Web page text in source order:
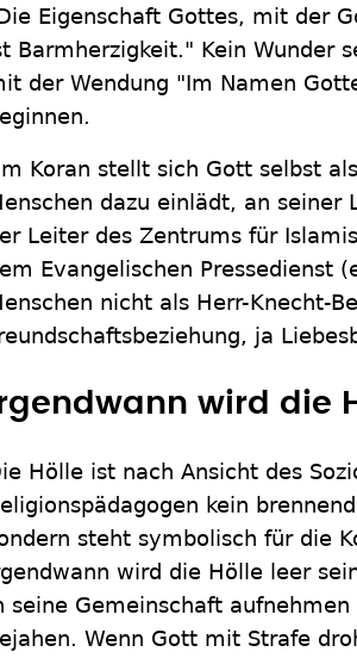
Eigenschaft Gottes, mit der
Barmherzigkeit." Kein Wunder
der Wendung "Im Namen
Koran stellt sich Gott selbst
dazu einlädt, an seiner
Leiter des Zentrums für
Evangelischen Pressedienst
nicht als Herr-Knecht-
ja
wird die
Hölle ist nach Ansicht des
kein
steht symbolisch für die
wird die Hölle leer
seine Gemeinschaft
Wenn Gott mit Strafe